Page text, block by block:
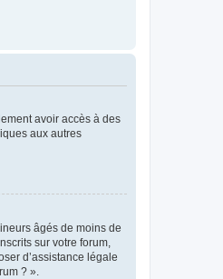
avoir accès à des
aux autres
âgés de moins de
sur votre forum,
d’assistance légale
? ».